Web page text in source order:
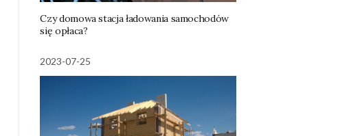
Czy domowa stacja ładowania samochodów
się opłaca?
2023-07-25